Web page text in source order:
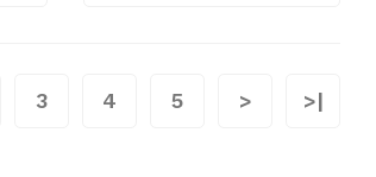
3 4 5 > >|